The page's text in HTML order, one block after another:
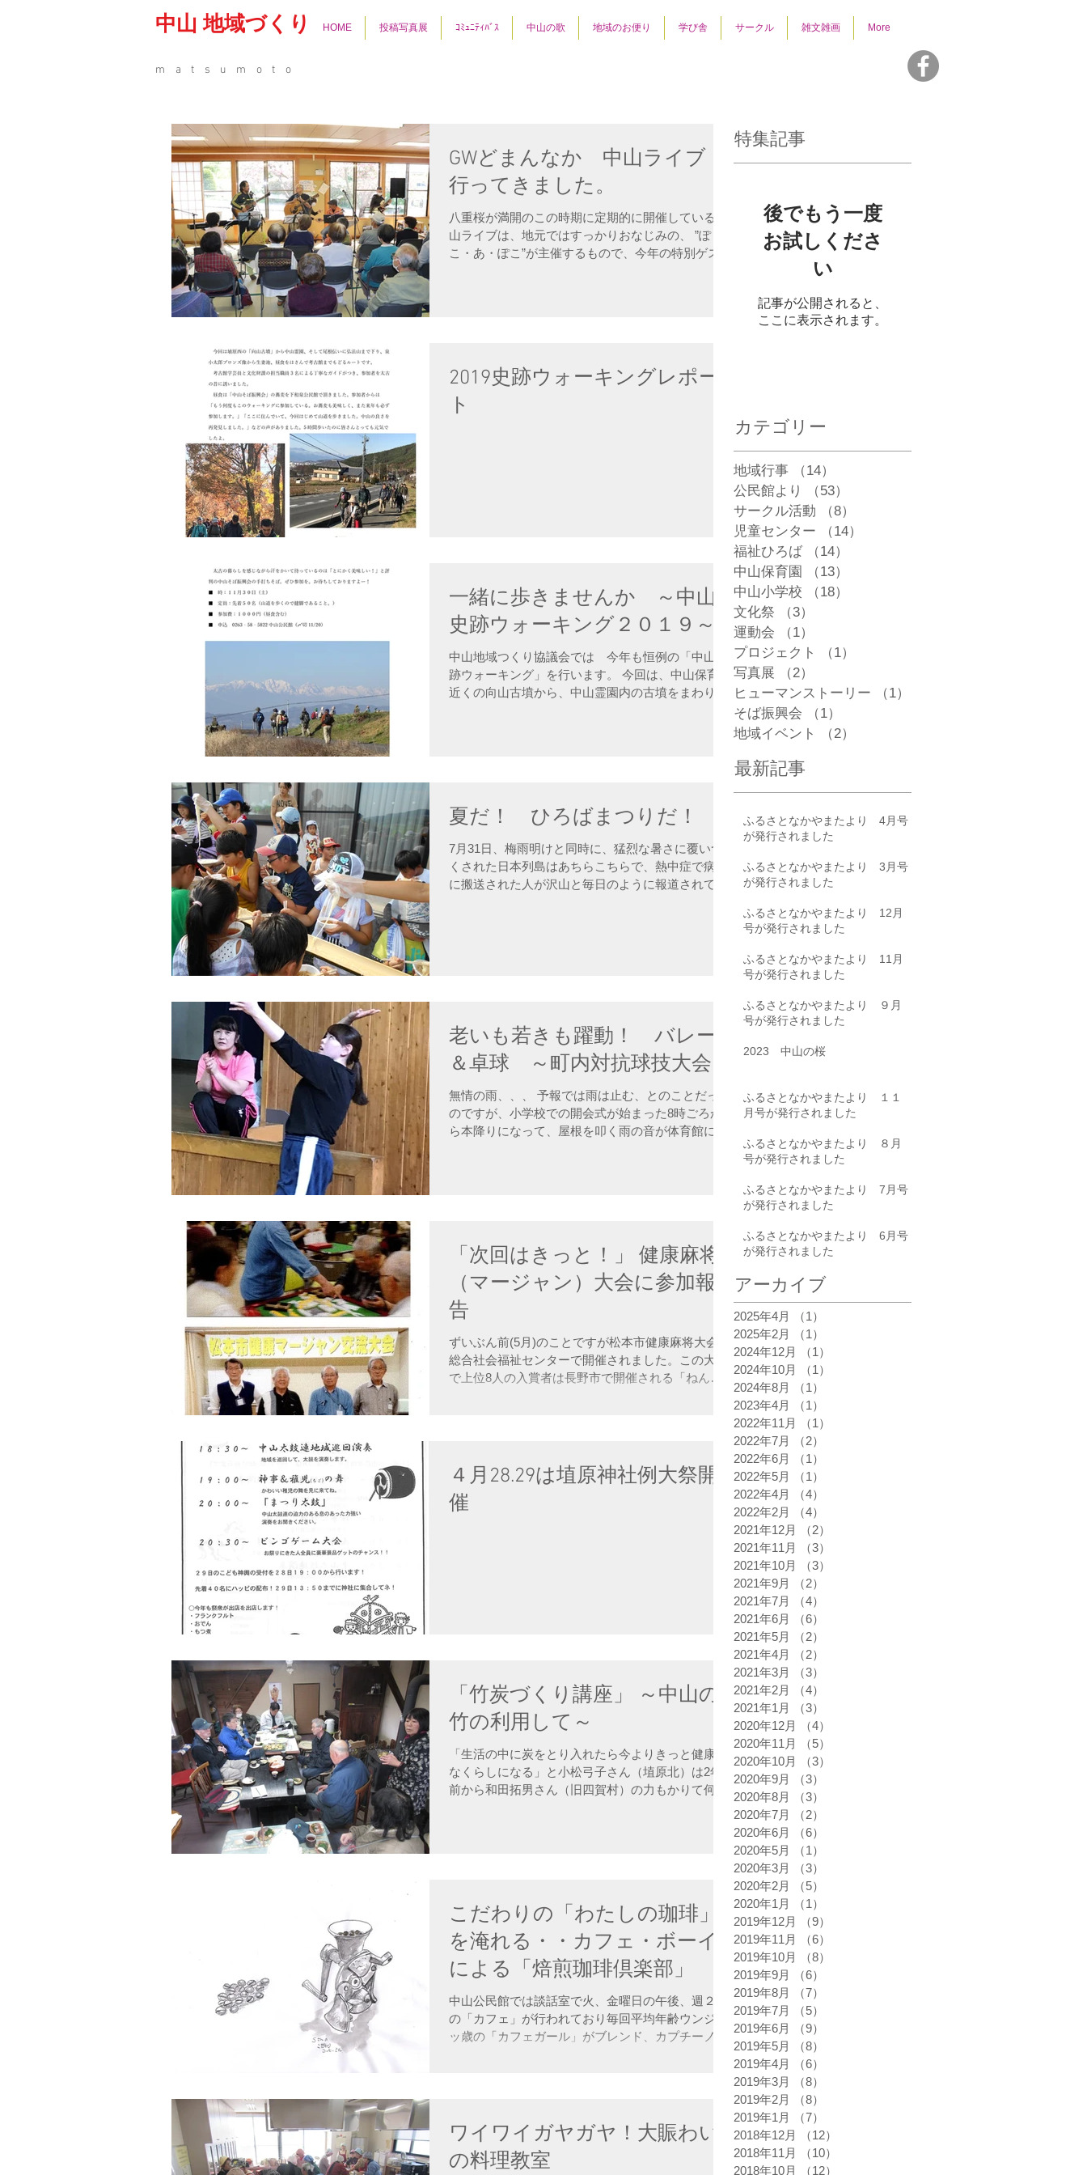
中山 地域づくり HOME 投稿写真展 ｺﾐｭﾆﾃｨﾊﾞｽ 中山の歌 地域のお便り 学び舎 サークル 雑文雑画 More
matsumoto
GWどまんなか 中山ライブ
行ってきました。
八重桜が満開のこの時期に定期的に開催している中
山ライブは、地元ではすっかりおなじみの、 ”ぽ
こ・あ・ぽこ”が主催するもので、今年の特別ゲスト
2019史跡ウォーキングレポー
ト
一緒に歩きませんか ～中山
史跡ウォーキング２０１９～
中山地域つくり協議会では 今年も恒例の「中山史
跡ウォーキング」を行います。 今回は、中山保育園
近くの向山古墳から、中山霊園内の古墳をまわり、
夏だ！ ひろばまつりだ！
7月31日、梅雨明けと同時に、猛烈な暑さに覆いつ
くされた日本列島はあちらこちらで、熱中症で病院
に搬送された人が沢山と毎日のように報道されてい
老いも若きも躍動！ バレー
＆卓球 ～町内対抗球技大会～
無情の雨、、、 予報では雨は止む、とのことだった
のですが、小学校での開会式が始まった8時ごろか
ら本降りになって、屋根を叩く雨の音が体育館に無
「次回はきっと！」 健康麻将
（マージャン）大会に参加報
告
ずいぶん前(5月)のことですが松本市健康麻将大会が
総合社会福祉センターで開催されました。この大会
で上位8人の入賞者は長野市で開催される「ねんり
４月28.29は埴原神社例大祭開
催
「竹炭づくり講座」 ～中山の
竹の利用して～
「生活の中に炭をとり入れたら今よりきっと健康的
なくらしになる」と小松弓子さん（埴原北）は2年
前から和田拓男さん（旧四賀村）の力もかりて何度
こだわりの「わたしの珈琲」
を淹れる・・カフェ・ボーイ
による「焙煎珈琲倶楽部」
発足
中山公民館では談話室で火、金曜日の午後、週２回
の「カフェ」が行われており毎回平均年齢ウンジュ
ッ歳の「カフェガール」がブレンド、カプチーノな
ワイワイガヤガヤ！大賑わい
の料理教室
特集記事
後でもう一度
お試しくださ
い
記事が公開されると、
ここに表示されます。
カテゴリー
地域行事 （14）
公民館より
（53）
サークル活動
（8）
児童センター
（14）
福祉ひろば
（14）
中山保育園
（13）
中山小学校
（18）
文化祭
（3）
運動会
（1）
プロジェクト
（1）
写真展
（2）
ヒューマンストーリー
（1）
そば振興会
（1）
地域イベント
（2）
最新記事
ふるさとなかやまたより 4月号
が発行されました
ふるさとなかやまたより 3月号
が発行されました
ふるさとなかやまたより 12月
号が発行されました
ふるさとなかやまたより 11月
号が発行されました
ふるさとなかやまたより ９月
号が発行されました
2023 中山の桜
ふるさとなかやまたより １１
月号が発行されました
ふるさとなかやまたより ８月
号が発行されました
ふるさとなかやまたより 7月号
が発行されました
ふるさとなかやまたより 6月号
が発行されました
アーカイブ
2025年4月 （1）
2025年2月
（1）
2024年12月
（1）
2024年10月
（1）
2024年8月
（1）
2023年4月
（1）
2022年11月
（1）
2022年7月
（2）
2022年6月
（1）
2022年5月
（1）
2022年4月
（4）
2022年2月
（4）
2021年12月
（2）
2021年11月
（3）
2021年10月
（3）
2021年9月
（2）
2021年7月
（4）
2021年6月
（6）
2021年5月
（2）
2021年4月
（2）
2021年3月
（3）
2021年2月
（4）
2021年1月
（3）
2020年12月
（4）
2020年11月
（5）
2020年10月
（3）
2020年9月
（3）
2020年8月
（3）
2020年7月
（2）
2020年6月
（6）
2020年5月
（1）
2020年3月
（3）
2020年2月
（5）
2020年1月
（1）
2019年12月
（9）
2019年11月
（6）
2019年10月
（8）
2019年9月
（6）
2019年8月
（7）
2019年7月
（5）
2019年6月
（9）
2019年5月
（8）
2019年4月
（6）
2019年3月
（8）
2019年2月
（8）
2019年1月
（7）
2018年12月
（12）
2018年11月
（10）
2018年10月
（12）